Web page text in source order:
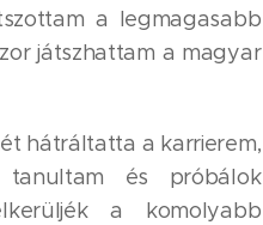
a legmagasabb
játszhattam a magyar
hátráltatta a karrierem,
tanultam és próbálok
a komolyabb